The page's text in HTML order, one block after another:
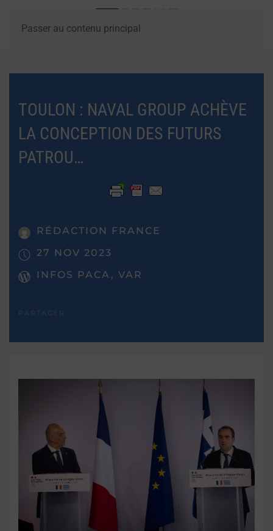
Passer au contenu principal
TOULON : NAVAL GROUP ACHÈVE
LA CONCEPTION DES FUTURS
PATROU…
RÉDACTION FRANCE
27 NOV 2023
INFOS PACA, VAR